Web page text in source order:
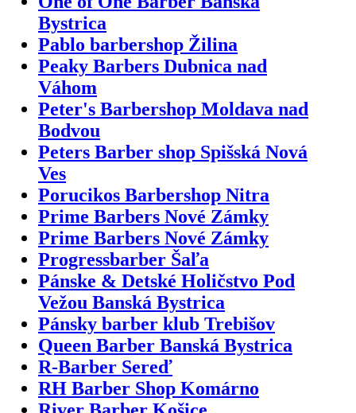
Bystrica
Pablo barbershop Žilina
Peaky Barbers Dubnica nad
Váhom
Peter's Barbershop Moldava nad
Bodvou
Peters Barber shop Spišská Nová
Ves
Porucikos Barbershop Nitra
Prime Barbers Nové Zámky
Prime Barbers Nové Zámky
Progressbarber Šaľa
Pánske & Detské Holičstvo Pod
Vežou Banská Bystrica
Pánsky barber klub Trebišov
Queen Barber Banská Bystrica
R-Barber Sereď
RH Barber Shop Komárno